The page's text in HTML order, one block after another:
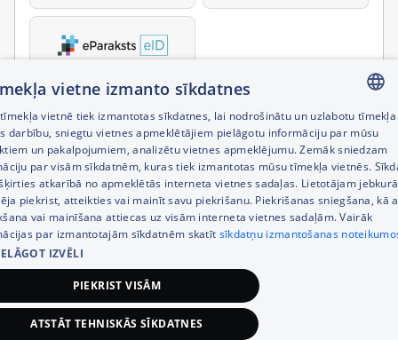
LATVIAN
RUSSIAN
ENGLISH
vietne izmanto sīkdatnes
vietnē tiek izmantotas sīkdatnes, lai nodrošinātu un uzlabotu tīmekļa
darbību, sniegtu vietnes apmeklētājiem pielāgotu informāciju par mūsu
un pakalpojumiem, analizētu vietnes apmeklējumu. Zemāk sniedzam
par visām sīkdatnēm, kuras tiek izmantotas mūsu tīmekļa vietnēs.
atkarībā no apmeklētās interneta vietnes sadaļas. Lietotājam
piekrist, atteikties vai mainīt savu piekrišanu. Piekrišanas sniegšana, kā
vai mainīšana attiecas uz visām interneta vietnes sadaļām. Vairāk
par izmantotajām sīkdatnēm skatīt sīkdatņu izmantošanas
IZVĒLI
PIEKRIST VISĀM
ATSTĀT TEHNISKĀS SĪKDATNES